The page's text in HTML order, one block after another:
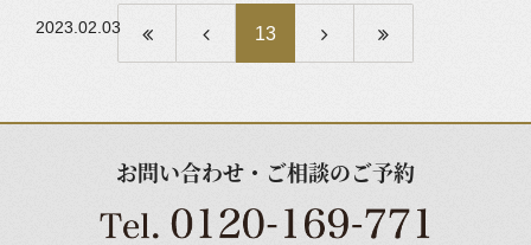
2023.02.03 13
お問い合わせ・ご相談のご予約